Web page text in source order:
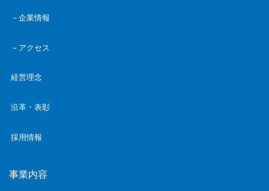
－企業情報
－アクセス
経営理念
沿革・表彰
採用情報
事業内容